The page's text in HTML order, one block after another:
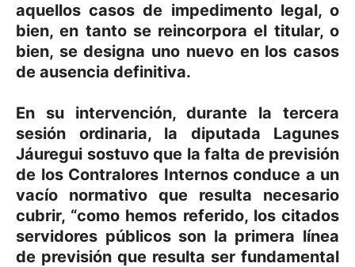
aquellos casos de impedimento legal, o
bien, en tanto se reincorpora el titular, o
bien, se designa uno nuevo en los casos
de ausencia definitiva.
En su intervención, durante la tercera
sesión ordinaria, la diputada Lagunes
Jáuregui sostuvo que la falta de previsión
de los Contralores Internos conduce a un
vacío normativo que resulta necesario
cubrir, “como hemos referido, los citados
servidores públicos son la primera línea
de previsión que resulta ser fundamental